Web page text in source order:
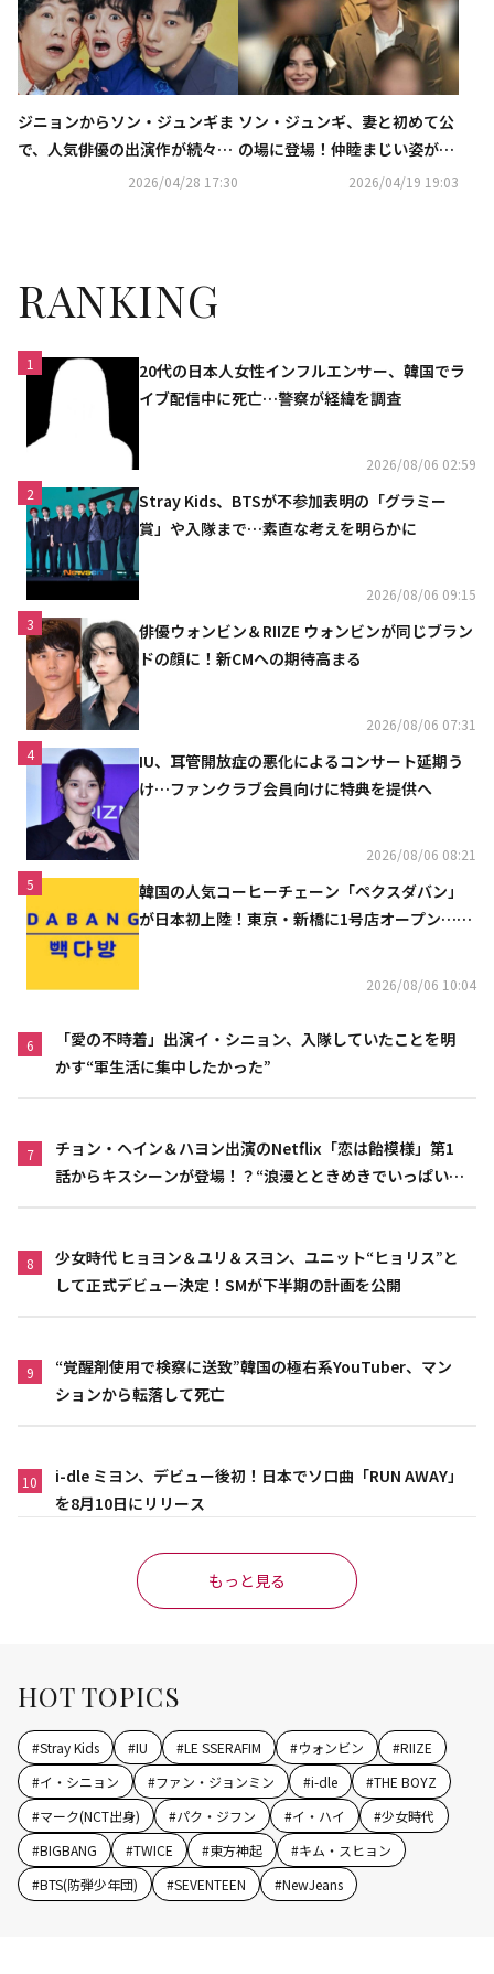
A」にて日韓同時・独占無料生
中継が決定
ジニョンからソン・ジュンギま
で、人気俳優の出演作が続々！
ソ・イングクのファンコンも…
2026/04/28 17:30
ソン・ジュンギ、妻と初めて公
の場に登場！仲睦まじい姿が話
2026/04/19 19:03
RANKING
1
20代の日本人女性インフルエンサー、韓国でラ
イブ配信中に死亡…警察が経緯を調査
2026/08/06 02:59
2
Stray Kids、BTSが不参加表明の「グラミー
賞」や入隊まで…素直な考えを明らかに
2026/08/06 09:15
3
俳優ウォンビン＆RIIZE ウォンビンが同じブラン
ドの顔に！新CMへの期待高まる
2026/08/06 07:31
4
IU、耳管開放症の悪化によるコンサート延期う
け…ファンクラブ会員向けに特典を提供へ
2026/08/06 08:21
5
韓国の人気コーヒーチェーン「ペクスダバン」
が日本初上陸！東京・新橋に1号店オープン…海
2026/08/06 10:04
6
「愛の不時着」出演イ・シニョン、入隊していたことを明
かす“軍生活に集中したかった”
7
チョン・ヘイン＆ハヨン出演のNetflix「恋は飴模様」第1
話からキスシーンが登場！？“浪漫とときめきでいっぱいの
8
少女時代 ヒョヨン＆ユリ＆スヨン、ユニット“ヒョリス”と
して正式デビュー決定！SMが下半期の計画を公開
9
“覚醒剤使用で検察に送致”韓国の極右系YouTuber、マン
ションから転落して死亡
10
i-dle ミヨン、デビュー後初！日本でソロ曲「RUN AWAY」
を8月10日にリリース
もっと見る
HOT TOPICS
#Stray Kids #IU #LE SSERAFIM #ウォンビン #RIIZE
#イ・シニョン #ファン・ジョンミン #i-dle #THE BOYZ
#マーク(NCT出身) #パク・ジフン #イ・ハイ #少女時代
#BIGBANG #TWICE #東方神起 #キム・スヒョン
#BTS(防弾少年団) #SEVENTEEN #NewJeans